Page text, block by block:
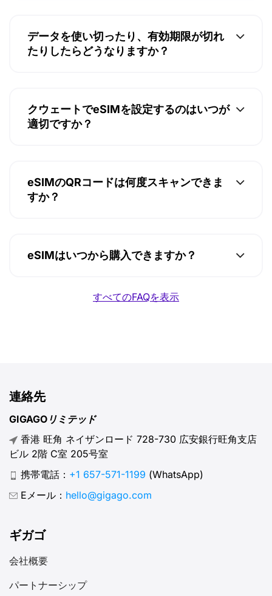
データを使い切ったり、有効期限が切れ
たりしたらどうなりますか？
クウェートでeSIMを設定するのはいつが
適切ですか？
eSIMのQRコードは何度スキャンできま
すか？
eSIMはいつから購入できますか？
すべてのFAQを表示
連絡先
GIGAGOリミテッド
香港 旺角 ネイザンロード 728-730 広安銀行旺角支店
ビル 2階 C室 205号室
携帯電話： +1 657-571-1199 (WhatsApp)
Eメール： hello@gigago.com
ギガゴ
会社概要
パートナーシップ